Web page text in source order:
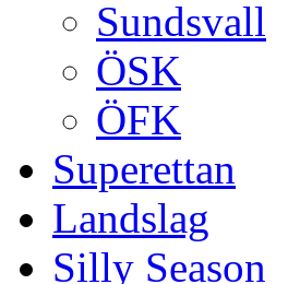
Sundsvall
ÖSK
ÖFK
Superettan
Landslag
Silly Season